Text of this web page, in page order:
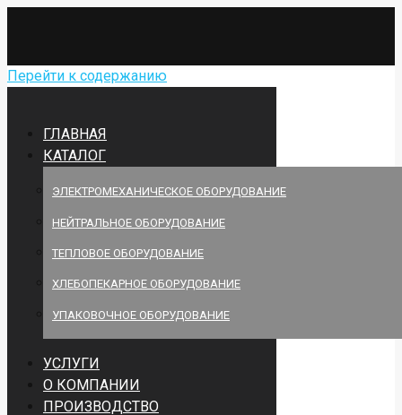
Перейти к содержанию
ГЛАВНАЯ
КАТАЛОГ
ЭЛЕКТРОМЕХАНИЧЕСКОЕ ОБОРУДОВАНИЕ
НЕЙТРАЛЬНОЕ ОБОРУДОВАНИЕ
ТЕПЛОВОЕ ОБОРУДОВАНИЕ
ХЛЕБОПЕКАРНОЕ ОБОРУДОВАНИЕ
УПАКОВОЧНОЕ ОБОРУДОВАНИЕ
УСЛУГИ
О КОМПАНИИ
ПРОИЗВОДСТВО